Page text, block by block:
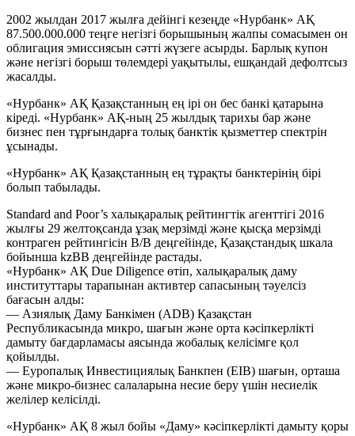
2002 жылдан 2017 жылға дейінгі кезеңде «Нурбанк» АҚ
87.500.000.000 теңге негізгі борышының жалпы сомасымен он
облигация эмиссиясын сәтті жүзеге асырды. Барлық купон
және негізгі борыш төлемдері уақытылы, ешқандай дефолтсыз
жасалды.
«Нурбанк» АҚ Қазақстанның ең ірі он бес банкі қатарына
кіреді. «Нурбанк» АҚ-ның 25 жылдық тарихы бар және
бизнес пен тұрғындарға толық банктік қызметтер спектрін
ұсынады.
«Нурбанк» АҚ Қазақстанның ең тұрақты банктерінің бірі
болып табылады.
Standard and Poor’s халықаралық рейтингтік агенттігі 2016
жылғы 29 желтоқсанда ұзақ мерзімді және қысқа мерзімді
контраген рейтингісін В/В деңгейінде, Қазақстандық шкала
бойынша kzBB деңгейінде растады.
«Нурбанк» АҚ Due Diligence өтіп, халықаралық даму
институттары тарапынан активтер сапасының тәуелсіз
бағасын алды:
— Азиялық Даму Банкімен (ADB) Қазақстан
Республикасында микро, шағын және орта кәсіпкерлікті
дамыту бағдарламасы аясында жобалық келісімге қол
қойылды.
— Еуропалық Инвестициялық Банкпен (EIB) шағын, орташа
және микро-бизнес салаларына несие беру үшін несиелік
желілер келісілді.
«Нурбанк» АҚ 8 жыл бойы «Даму» кәсіпкерлікті дамыту қоры